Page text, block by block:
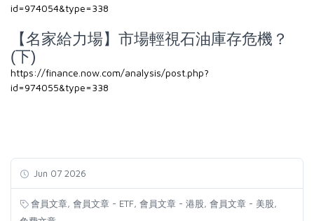
id=974054&type=338
【名家給力場】市場輕視石油庫存危機？
(下)
https://finance.now.com/analysis/post.php?
id=974055&type=338
Jun 07 2026
會員文章 會員文章 - ETF 會員文章 - 港股 會員文章 - 美股